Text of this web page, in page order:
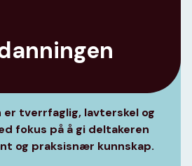
tverrfaglig, lavterskel og
fokus på å gi deltakeren
og praksisnær kunnskap.